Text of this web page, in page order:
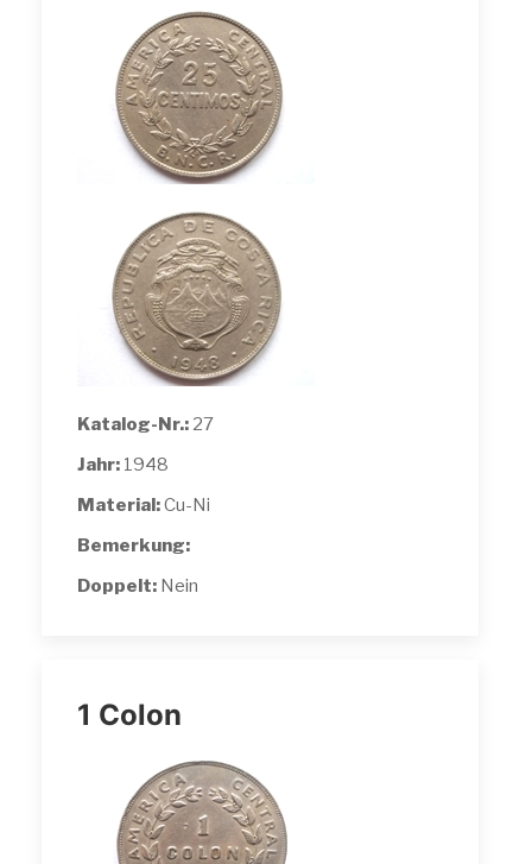
Katalog-Nr.: 27
Jahr: 1948
Material:Cu-Ni
Bemerkung:
Doppelt: Nein
1 Colon